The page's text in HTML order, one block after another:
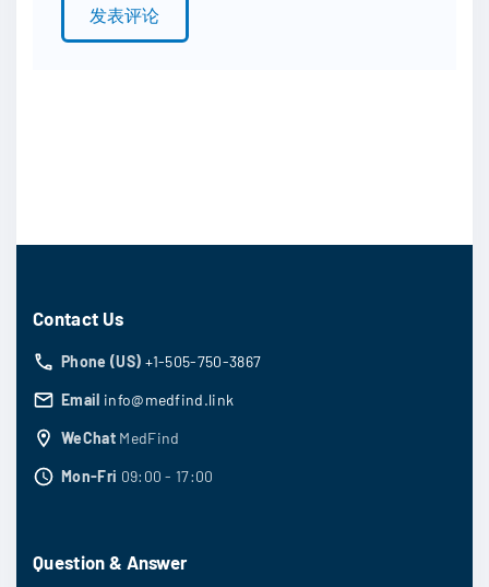
Contact Us
Phone (US) +1-505-750-3867
Email info@medfind.link
WeChat MedFind
Mon-Fri 09:00 - 17:00
Question & Answer